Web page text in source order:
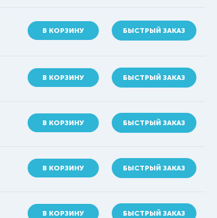
В КОРЗИНУ БЫСТРЫЙ ЗАКАЗ
В КОРЗИНУ БЫСТРЫЙ ЗАКАЗ
В КОРЗИНУ БЫСТРЫЙ ЗАКАЗ
В КОРЗИНУ БЫСТРЫЙ ЗАКАЗ
В КОРЗИНУ БЫСТРЫЙ ЗАКАЗ